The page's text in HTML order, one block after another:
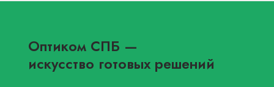
Оптиком СПБ —
искусство готовых решений